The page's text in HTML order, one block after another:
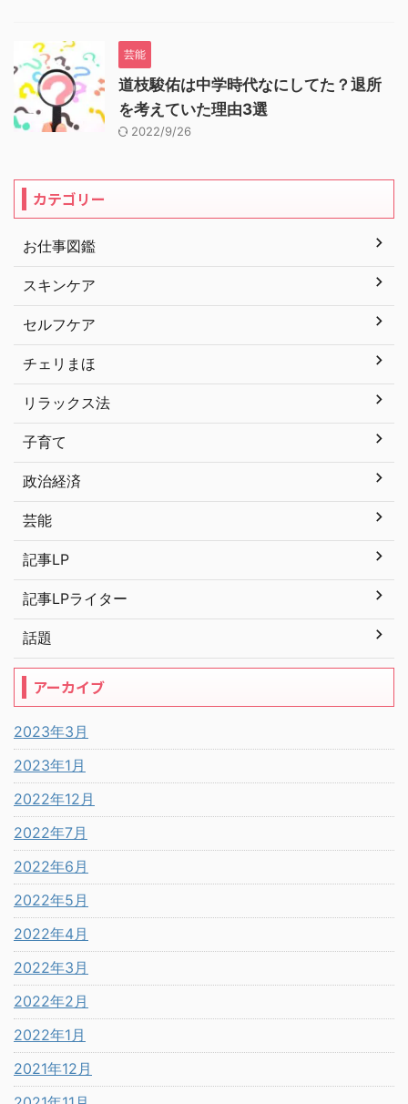
芸能
道枝駿佑は中学時代なにしてた？退所
を考えていた理由3選
2022/9/26
カテゴリー
お仕事図鑑
スキンケア
セルフケア
チェリまほ
リラックス法
子育て
政治経済
芸能
記事LP
記事LPライター
話題
アーカイブ
2023年3月
2023年1月
2022年12月
2022年7月
2022年6月
2022年5月
2022年4月
2022年3月
2022年2月
2022年1月
2021年12月